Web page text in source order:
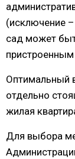
(исключение
сад может
Оптимальный
отдельно
жилая
Для выбора